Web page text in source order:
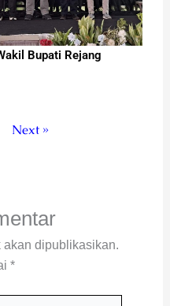
Bupati Rejang
Next »
dipublikasikan.
*